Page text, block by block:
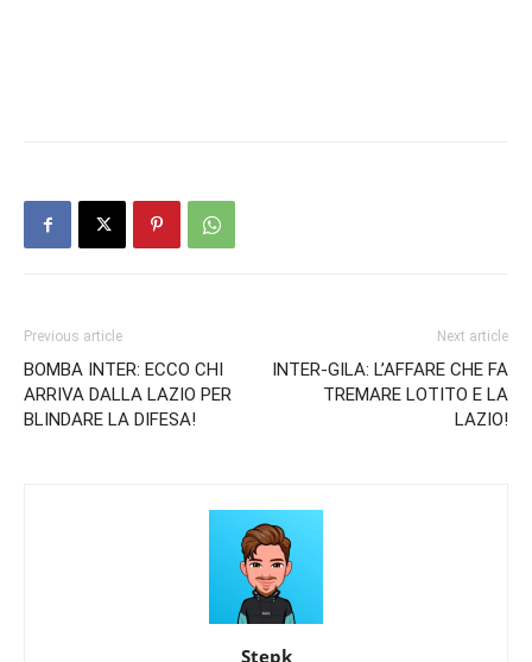
Previous article
BOMBA INTER: ECCO CHI
ARRIVA DALLA LAZIO PER
BLINDARE LA DIFESA!
Next article
INTER-GILA: L’AFFARE CHE FA
TREMARE LOTITO E LA
LAZIO!
Stepk